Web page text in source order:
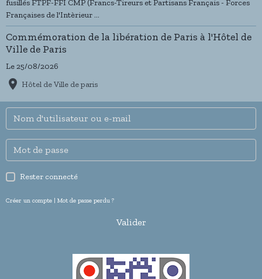
fusillés FTPF-FFI CMP (Francs-Tireurs et Partisans Français - Forces
Françaises de l'Intèrieur ...
Commémoration de la libération de Paris à l'Hôtel de
Ville de Paris
Le 25/08/2026
Hôtel de Ville de paris
Rester connecté
Créer un compte | Mot de passe perdu ?
Valider